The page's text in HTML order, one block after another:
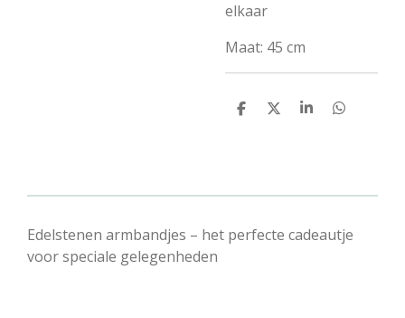
elkaar
Maat: 45 cm
D
D
S
D
Edelstenen armbandjes – het perfecte cadeautje
voor speciale gelegenheden